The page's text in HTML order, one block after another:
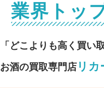
業界トッ
「どこよりも高く買い
お酒の買取専門店 リカ